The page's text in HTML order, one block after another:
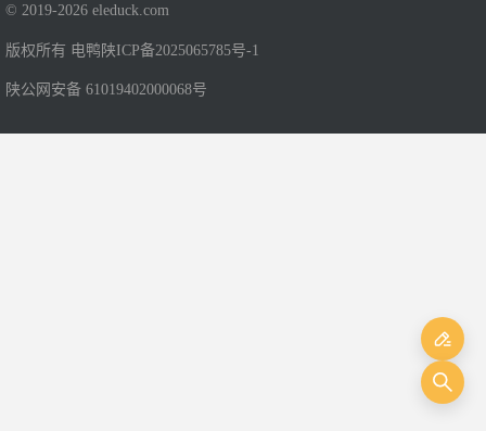
© 2019-2026 eleduck.com
版权所有 电鸭 陕ICP备2025065785号-1
陕公网安备 61019402000068号